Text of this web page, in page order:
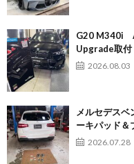
G20 M340i
Upgrade取付
2026.08.03
メルセデス
ーキパッド＆
2026.07.28